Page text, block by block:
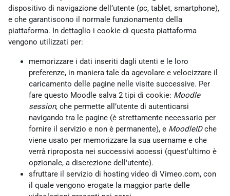
dispositivo di navigazione dell’utente (pc, tablet, smartphone),
e che garantiscono il normale funzionamento della
piattaforma. In dettaglio i cookie di questa piattaforma
vengono utilizzati per:
memorizzare i dati inseriti dagli utenti e le loro
preferenze, in maniera tale da agevolare e velocizzare il
caricamento delle pagine nelle visite successive. Per
fare questo Moodle salva 2 tipi di cookie: Moodle
session, che permette all’utente di autenticarsi
navigando tra le pagine (è strettamente necessario per
fornire il servizio e non è permanente), e MoodleIDche
viene usato per memorizzare la sua username e che
verrà riproposta nei successivi accessi (quest'ultimo è
opzionale, a discrezione dell'utente).
sfruttare il servizio di hosting video di Vimeo.com, con
il quale vengono erogate la maggior parte delle